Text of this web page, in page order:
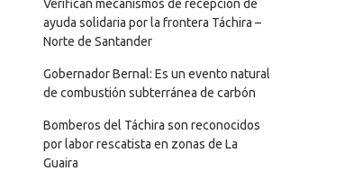
Verifican mecanismos de recepción de
ayuda solidaria por la frontera Táchira –
Norte de Santander
Gobernador Bernal: Es un evento natural
de combustión subterránea de carbón
Bomberos del Táchira son reconocidos
por labor rescatista en zonas de La
Guaira